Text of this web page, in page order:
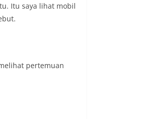
Itu saya lihat mobil
pertemuan